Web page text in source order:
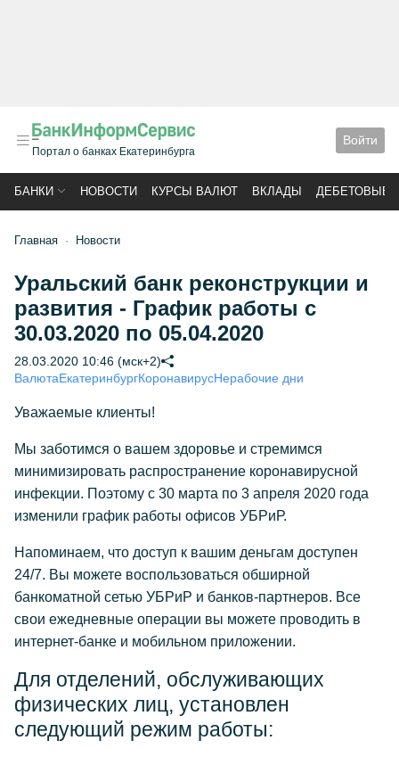
Портал о банках Екатеринбурга
Войти
БАНКИ НОВОСТИ КУРСЫ ВАЛЮТ ВКЛАДЫ ДЕБЕТОВЫЕ
Главная Новости
Уральский банк реконструкции и
развития - График работы с
30.03.2020 по 05.04.2020
28.03.2020 10:46 (мск+2)
ВалютаЕкатеринбургКоронавирусНерабочие дни
Уважаемые клиенты!
Мы заботимся о вашем здоровье и стремимся
минимизировать распространение коронавирусной
инфекции. Поэтому с 30 марта по 3 апреля 2020 года
изменили график работы офисов УБРиР.
Напоминаем, что доступ к вашим деньгам доступен
24/7. Вы можете воспользоваться обширной
банкоматной сетью УБРиР и банков-партнеров. Все
свои ежедневные операции вы можете проводить в
интернет-банке и мобильном приложении.
Для отделений, обслуживающих
физических лиц, установлен
следующий режим работы: